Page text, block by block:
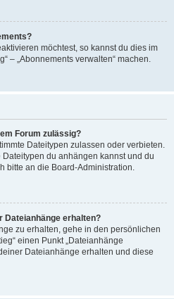
möchtest, so kannst du dies im
– „Abonnements verwalten“ machen.
Forum zulässig?
Dateitypen zulassen oder verbieten.
du anhängen kannst und du
bitte an die Board-Administration.
Dateianhänge erhalten?
zu erhalten, gehe in den persönlichen
einen Punkt „Dateianhänge
Dateianhänge erhalten und diese